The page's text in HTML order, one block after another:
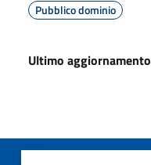
Pubblico dominio
Ultimo aggiornamento